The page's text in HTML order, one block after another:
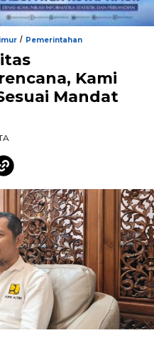
/ Pemerintahan
Kami
Mandat